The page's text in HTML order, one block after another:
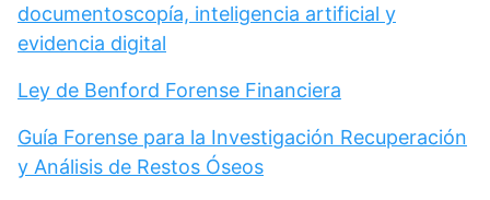
documentoscopía, inteligencia artificial y
evidencia digital
Ley de Benford Forense Financiera
Guía Forense para la Investigación Recuperación
y Análisis de Restos Óseos